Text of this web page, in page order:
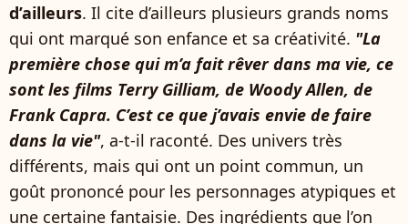
d’ailleurs. Il cite d’ailleurs plusieurs grands noms
qui ont marqué son enfance et sa créativité. "La
première chose qui m’a fait rêver dans ma vie, ce
sont les films Terry Gilliam, de Woody Allen, de
Frank Capra. C’est ce que j’avais envie de faire
dans la vie", a-t-il raconté. Des univers très
différents, mais qui ont un point commun, un
goût prononcé pour les personnages atypiques et
une certaine fantaisie. Des ingrédients que l’on